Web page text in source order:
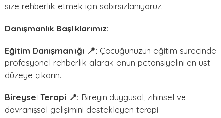
size rehberlik etmek için sabırsızlanıyoruz.
Danışmanlık Başlıklarımız:
Eğitim Danışmanlığı 📍: Çocuğunuzun eğitim sürecinde
profesyonel rehberlik alarak onun potansiyelini en üst
düzeye çıkarın.
Bireysel Terapi 📍: Bireyin duygusal, zihinsel ve
davranışsal gelişimini destekleyen terapi